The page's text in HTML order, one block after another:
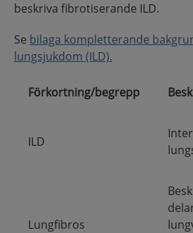
beskriva fibrotiserande ILD.
Se bilaga kompletterande
lungsjukdom (ILD).
Förkortning/begrepp
ILD
Lungfibros